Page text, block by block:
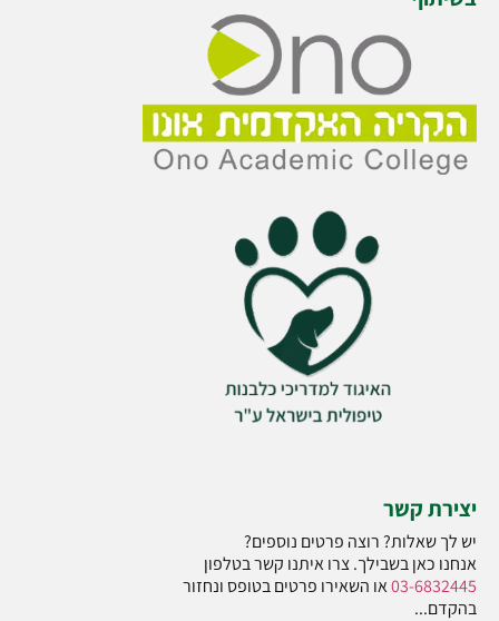
יצירת קשר
יש לך שאלות? רוצה פרטים נוספים?
אנחנו כאן בשבילך. צרו איתנו קשר בטלפון
03-6832445או השאירו פרטים בטופס ונחזור
בהקדם...